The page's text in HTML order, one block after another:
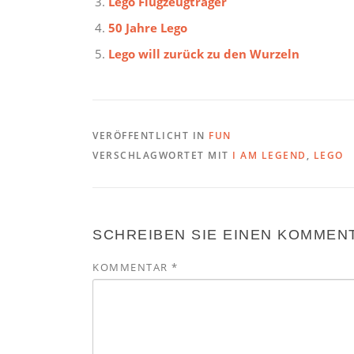
50 Jahre Lego
Lego will zurück zu den Wurzeln
VERÖFFENTLICHT IN FUN
VERSCHLAGWORTET MIT I AM LEGEND , LEGO
SCHREIBEN SIE EINEN
KOMMENTAR *